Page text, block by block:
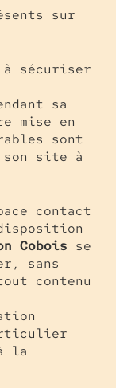
sur
à sécuriser
sa
mise en
sont
site à
contact
Cobois se
sans
contenu
la